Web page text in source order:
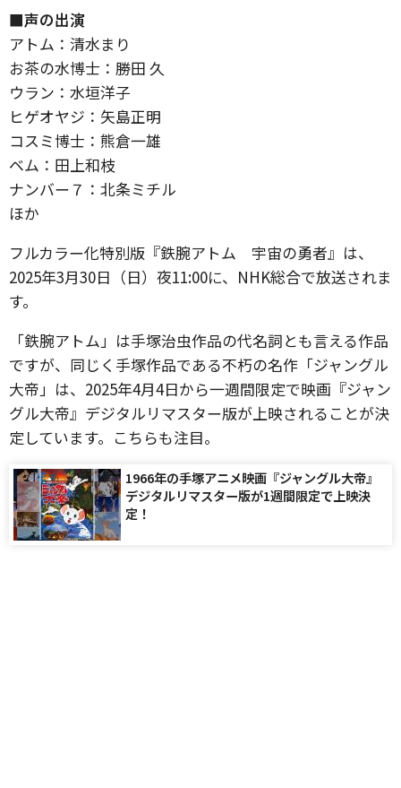
■声の出演
アトム：清水まり
お茶の水博士：勝田 久
ウラン：水垣洋子
ヒゲオヤジ：矢島正明
コスミ博士：熊倉一雄
ベム：田上和枝
ナンバー７：北条ミチル
ほか
フルカラー化特別版『鉄腕アトム 宇宙の勇者』は、
2025年3月30日（日）夜11:00に、NHK総合で放送されま
す。
「鉄腕アトム」は手塚治虫作品の代名詞とも言える作品
ですが、同じく手塚作品である不朽の名作「ジャングル
大帝」は、2025年4月4日から一週間限定で映画『ジャン
グル大帝』デジタルリマスター版が上映されることが決
定しています。こちらも注目。
1966年の手塚アニメ映画『ジャングル大帝』
デジタルリマスター版が1週間限定で上映決
定！